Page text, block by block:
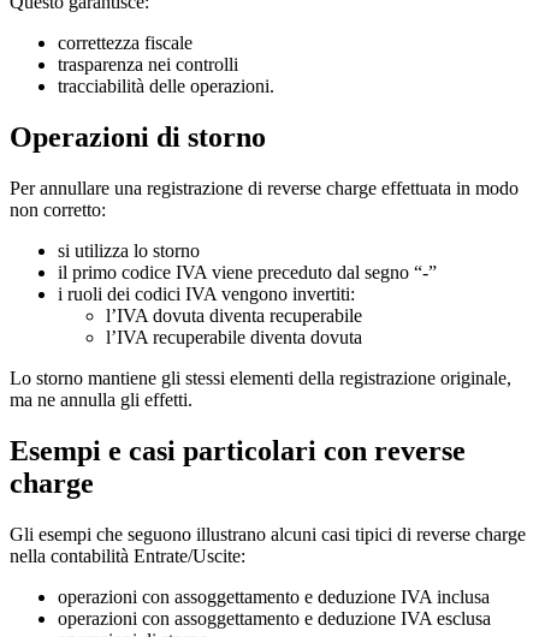
correttezza fiscale
trasparenza nei controlli
tracciabilità delle operazioni.
Operazioni di storno
Per annullare una registrazione di reverse charge effettuata in modo
non corretto:
si utilizza lo storno
il primo codice IVA viene preceduto dal segno “-”
i ruoli dei codici IVA vengono invertiti:
l’IVA dovuta diventa recuperabile
l’IVA recuperabile diventa dovuta
Lo storno mantiene gli stessi elementi della registrazione originale,
ma ne annulla gli effetti.
Esempi e casi particolari con reverse
charge
Gli esempi che seguono illustrano alcuni casi tipici di reverse charge
nella contabilità Entrate/Uscite:
operazioni con assoggettamento e deduzione IVA inclusa
operazioni con assoggettamento e deduzione IVA esclusa